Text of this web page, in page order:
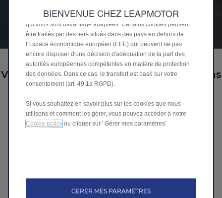
Vous souhaitez obtenir plus d'informations
sur l'un de nos modèles?
TAKE A LEAP. Remplissez ce formulaire avec vos coordonnées
et le concessionnaire de votre choix vous contactera bientôt.
BIENVENUE CHEZ LEAPMOTOR
également utiliser des cookies tiers pour envoyer des publicités
qui vous sont davantage adaptées. Certains cookies peuvent
être traités par des tiers situés dans des pays en dehors de
l'Espace économique européen (EEE) qui peuvent ne pas
encore disposer d'une décision d'adéquation de la part des
autorités européennes compétentes en matière de protection
des données. Dans ce cas, le transfert est basé sur votre
consentement (art. 49.1a RGPD).
Si vous souhaitez en savoir plus sur les cookies que nous
utilisons et comment les gérer, vous pouvez accéder à notre
Cookie policyou cliquer sur ' Gérer mes paramètres'.
GERER MES PARAMETRES